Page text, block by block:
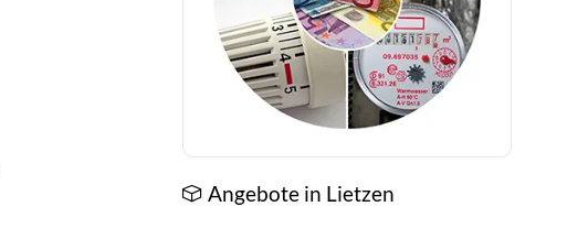
Angebote in Lietzen